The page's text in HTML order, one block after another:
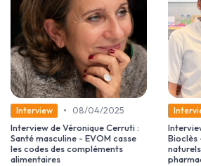
Interview •
08/04/2025
Interview de Véronique Cerruti :
Santé masculine - EVOM casse
les codes des compléments
alimentaires
Bioclès